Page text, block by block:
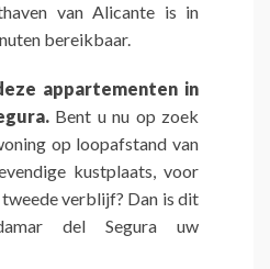
van Alicante is in
bereikbaar.
appartementen in
Bent u nu op zoek
op loopafstand van
kustplaats, voor
verblijf? Dan is dit
del Segura uw